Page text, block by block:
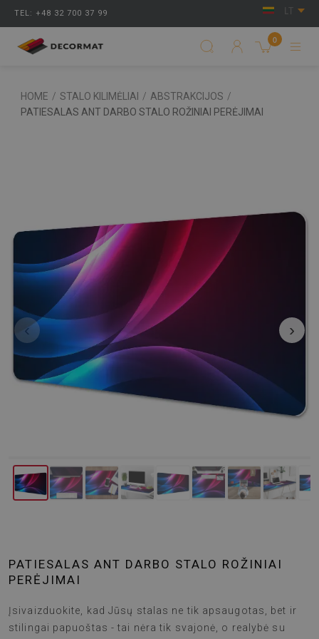
TEL: +48 32 700 37 99
0
HOME / STALO KILIMĖLIAI / ABSTRAKCIJOS /
PATIESALAS ANT DARBO STALO ROŽINIAI PERĖJIMAI
‹ ›
PATIESALAS ANT DARBO STALO ROŽINIAI
PERĖJIMAI
Įsivaizduokite, kad Jūsų stalas ne tik apsaugotas, bet ir
stilingai papuoštas - tai nėra tik svajonė, o realybė su